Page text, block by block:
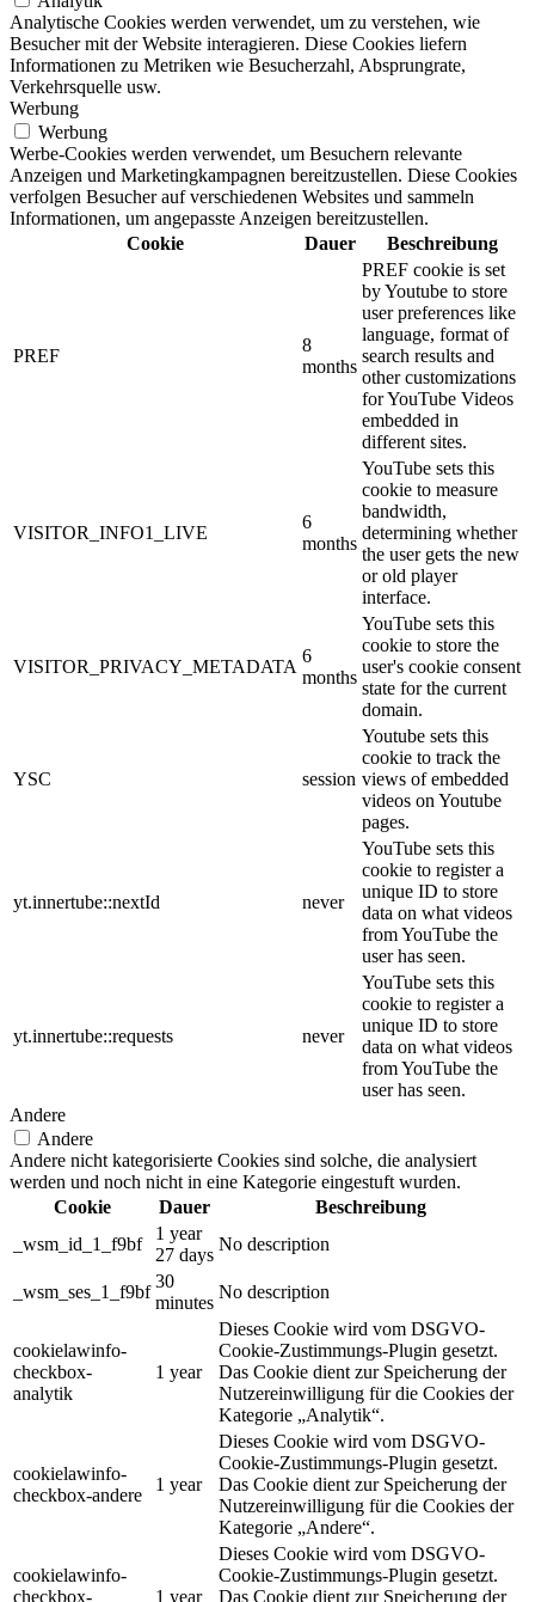
Analytische Cookies werden verwendet, um zu verstehen, wie
Besucher mit der Website interagieren. Diese Cookies liefern
Informationen zu Metriken wie Besucherzahl, Absprungrate,
Verkehrsquelle usw.
Werbung
Werbung
Werbe-Cookies werden verwendet, um Besuchern relevante
Anzeigen und Marketingkampagnen bereitzustellen. Diese Cookies
verfolgen Besucher auf verschiedenen Websites und sammeln
Informationen, um angepasste Anzeigen bereitzustellen.
Cookie
Dauer Beschreibung
PREF
8
months
PREF cookie is set
by Youtube to store
user preferences like
language, format of
search results and
other customizations
for YouTube Videos
embedded in
different sites.
VISITOR_INFO1_LIVE
6
months
YouTube sets this
cookie to measure
bandwidth,
determining whether
the user gets the new
or old player
interface.
VISITOR_PRIVACY_METADATA
6
months
YouTube sets this
cookie to store the
user's cookie consent
state for the current
domain.
YSC session
Youtube sets this
cookie to track the
views of embedded
videos on Youtube
pages.
yt.innertube::nextId never
YouTube sets this
cookie to register a
unique ID to store
data on what videos
from YouTube the
user has seen.
yt.innertube::requests never
YouTube sets this
cookie to register a
unique ID to store
data on what videos
from YouTube the
user has seen.
Andere
Andere
Andere nicht kategorisierte Cookies sind solche, die analysiert
werden und noch nicht in eine Kategorie eingestuft wurden.
Cookie
Dauer
Beschreibung
_wsm_id_1_f9bf
1 year
27 days
No description
_wsm_ses_1_f9bf
30
minutes
No description
cookielawinfo-
checkbox-
analytik
1 year
Dieses Cookie wird vom DSGVO-
Cookie-Zustimmungs-Plugin gesetzt.
Das Cookie dient zur Speicherung der
Nutzereinwilligung für die Cookies der
Kategorie „Analytik“.
cookielawinfo-
checkbox-andere
1 year
Dieses Cookie wird vom DSGVO-
Cookie-Zustimmungs-Plugin gesetzt.
Das Cookie dient zur Speicherung der
Nutzereinwilligung für die Cookies der
Kategorie „Andere“.
cookielawinfo-
checkbox-
1 year
Dieses Cookie wird vom DSGVO-
Cookie-Zustimmungs-Plugin gesetzt.
Das Cookie dient zur Speicherung der